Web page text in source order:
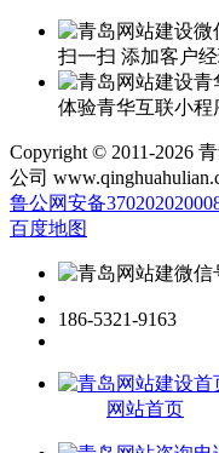
扫一扫 添加客户
体验青华互联小程
Copyright © 2011-2026
公司
鲁公网安备
百度地图
186-5321-9163
网站首页